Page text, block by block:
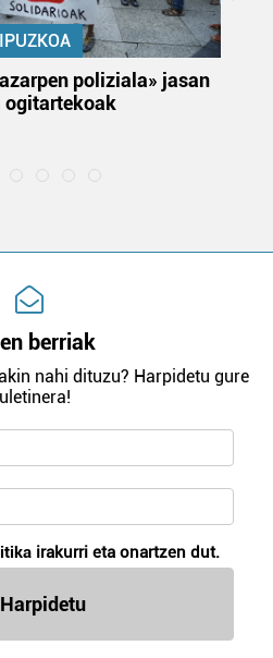
poliziala» jasan
ogitartekoak
berriak
nahi dituzu? Harpidetu gure
irakurri eta onartzen dut.
Harpidetu